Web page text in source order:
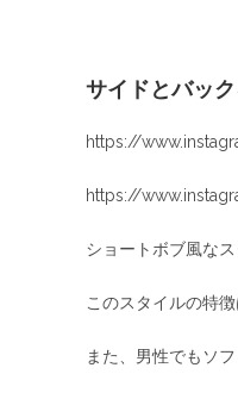
サイドとバッ
https://
https://
ショートボブ風な
このスタイルの特
また、男性でもソ